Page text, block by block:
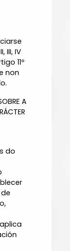
III, IV
11º
non
A
do